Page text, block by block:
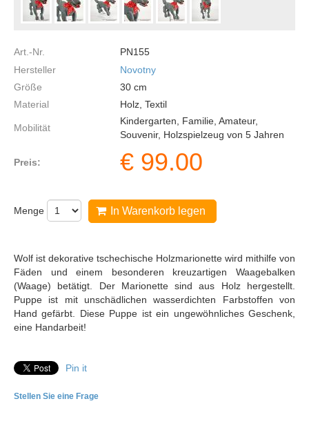
Art.-Nr.
PN155
Hersteller
Novotny
Größe
30 cm
Material
Holz, Textil
Mobilität
Kindergarten, Familie, Amateur,
Souvenir, Holzspielzeug von 5 Jahren
Preis: € 99.00
Menge In Warenkorb legen
Wolf ist dekorative tschechische Holzmarionette wird mithilfe von
Fäden und einem besonderen kreuzartigen Waagebalken
(Waage) betätigt. Der Marionette sind aus Holz hergestellt.
Puppe ist mit unschädlichen wasserdichten Farbstoffen von
Hand gefärbt. Diese Puppe ist ein ungewöhnliches Geschenk,
eine Handarbeit!
Pin it
Stellen Sie eine Frage